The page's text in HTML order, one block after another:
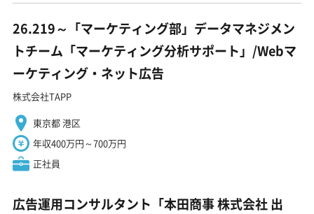
26.219～「マーケティング部」データマネジメン
トチーム「マーケティング分析サポート」/Webマ
ーケティング・ネット広告
株式会社TAPP
東京都 港区
年収400万円～700万円
正社員
広告運用コンサルタント「本田商事 株式会社 出